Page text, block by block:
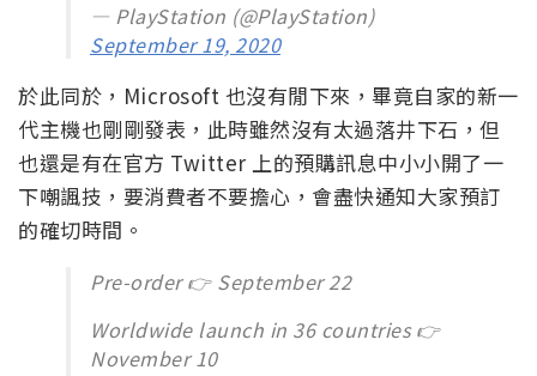
— PlayStation (@PlayStation)
September 19, 2020
於此同於，Microsoft 也沒有閒下來，畢竟自家的新一
代主機也剛剛發表，此時雖然沒有太過落井下石，但
也還是有在官方 Twitter 上的預購訊息中小小開了一
下嘲諷技，要消費者不要擔心，會盡快通知大家預訂
的確切時間。
Pre-order 👉 September 22
Worldwide launch in 36 countries 👉
November 10